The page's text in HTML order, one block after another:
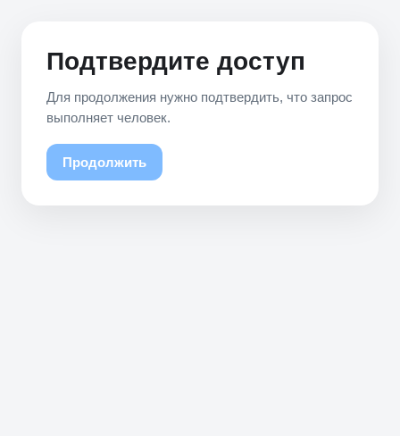
Подтвердите доступ
Для продолжения нужно подтвердить, что запрос
выполняет человек.
Продолжить